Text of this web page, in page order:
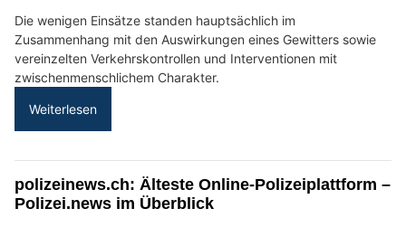
Die wenigen Einsätze standen hauptsächlich im
Zusammenhang mit den Auswirkungen eines Gewitters sowie
vereinzelten Verkehrskontrollen und Interventionen mit
zwischenmenschlichem Charakter.
Weiterlesen
polizeinews.ch: Älteste Online-Polizeiplattform –
Polizei.news im Überblick